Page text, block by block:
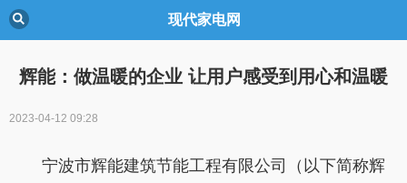
现代家电网
辉能：做温暖的企业 让用户感受到用心和温暖
2023-04-12 09:28
宁波市辉能建筑节能工程有限公司（以下简称辉